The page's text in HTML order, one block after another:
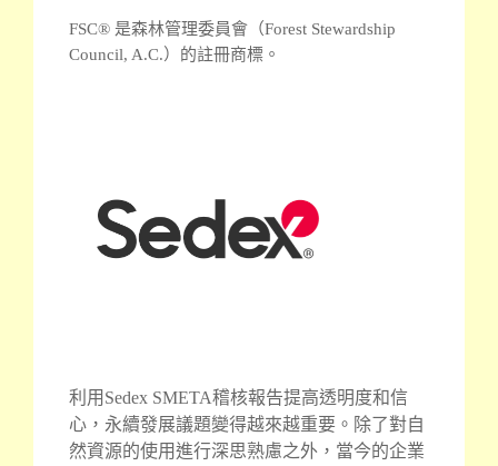
FSC® 是森林管理委員會（Forest Stewardship
Council, A.C.）的註冊商標。
利用Sedex SMETA稽核報告提高透明度和信
心，永續發展議題變得越來越重要。除了對自
然資源的使用進行深思熟慮之外，當今的企業